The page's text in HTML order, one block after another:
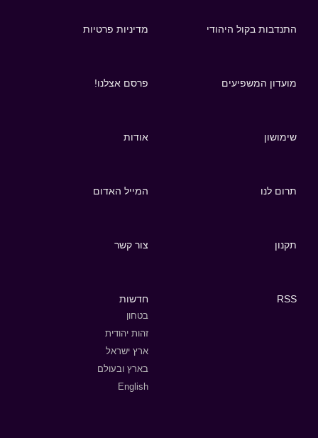
התנדבות בקול היהודי מדיניות פרטיות
מועדון המשפיעים פרסם אצלנו!
שימושון אודות
תרום לנו המייל האדום
תקנון צור קשר
RSS חדשות
בטחון
זהות יהודית
ארץ ישראל
בארץ ובעולם
English